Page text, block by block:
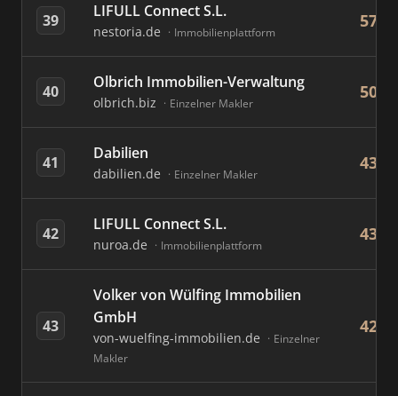
39 LIFULL Connect S.L.
nestoria.de Immobilienplattform
57
40 Olbrich Immobilien-Verwaltung
olbrich.biz Einzelner Makler
50
41 Dabilien
dabilien.de Einzelner Makler
43
42 LIFULL Connect S.L.
nuroa.de Immobilienplattform
43
43
Volker von Wülfing Immobilien
GmbH
von-wuelfing-immobilien.de
Einzelner
Makler
42